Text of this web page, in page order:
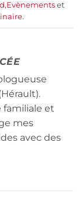
,Evènements et
.
familiale et
mes
avec des